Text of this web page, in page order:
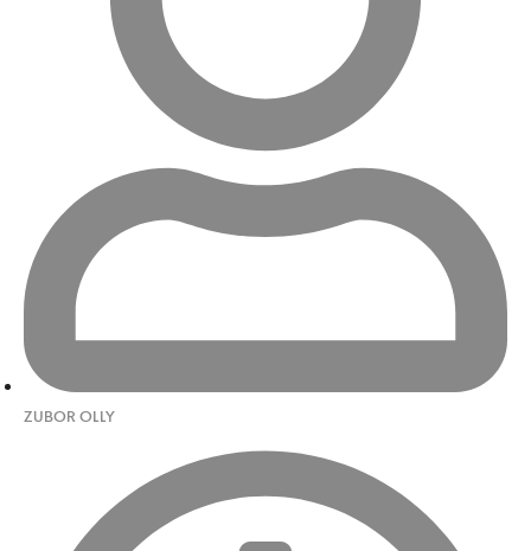
ZUBOR OLLY